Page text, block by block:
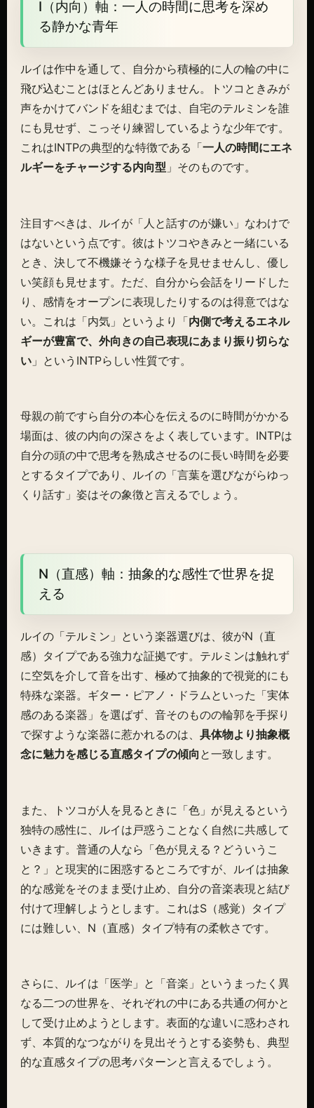
I（内向）軸：一人の時間に思考を深め
る静かな青年
ルイは作中を通して、自分から積極的に人の輪の中に
飛び込むことはほとんどありません。トツコときみが
声をかけてバンドを組むまでは、自宅のテルミンを誰
にも見せず、こっそり練習しているような少年です。
これはINTPの典型的な特徴である「一人の時間にエネ
ルギーをチャージする内向型 」そのものです。
注目すべきは、ルイが「人と話すのが嫌い」なわけで
はないという点です。彼はトツコやきみと一緒にいる
とき、決して不機嫌そうな様子を見せませんし、優し
い笑顔も見せます。ただ、自分から会話をリードした
り、感情をオープンに表現したりするのは得意ではな
い。これは「内気」というより「内側で考えるエネル
ギーが豊富で、外向きの自己表現にあまり振り切らな
い 」というINTPらしい性質です。
母親の前ですら自分の本心を伝えるのに時間がかかる
場面は、彼の内向の深さをよく表しています。INTPは
自分の頭の中で思考を熟成させるのに長い時間を必要
とするタイプであり、ルイの「言葉を選びながらゆっ
くり話す」姿はその象徴と言えるでしょう。
N（直感）軸：抽象的な感性で世界を捉
える
ルイの「テルミン」という楽器選びは、彼がN（直
感）タイプである強力な証拠です。テルミンは触れず
に空気を介して音を出す、極めて抽象的で視覚的にも
特殊な楽器。ギター・ピアノ・ドラムといった「実体
感のある楽器」を選ばず、音そのものの輪郭を手探り
で探すような楽器に惹かれるのは、 具体物より抽象概
念に魅力を感じる直感タイプの傾向 と一致します。
また、トツコが人を見るときに「色」が見えるという
独特の感性に、ルイは戸惑うことなく自然に共感して
いきます。普通の人なら「色が見える？どういうこ
と？」と現実的に困惑するところですが、ルイは抽象
的な感覚をそのまま受け止め、自分の音楽表現と結び
付けて理解しようとします。これはS（感覚）タイプ
には難しい、N（直感）タイプ特有の柔軟さです。
さらに、ルイは「医学」と「音楽」というまったく異
なる二つの世界を、それぞれの中にある共通の何かと
して受け止めようとします。表面的な違いに惑わされ
ず、本質的なつながりを見出そうとする姿勢も、典型
的な直感タイプの思考パターンと言えるでしょう。